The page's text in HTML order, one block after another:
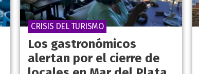
Los gastronómicos
alertan por el cierre de
CRISIS DEL TURISMO